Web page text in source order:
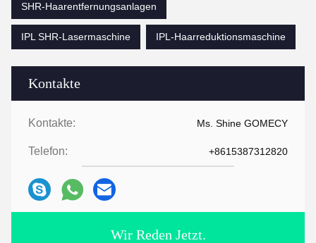
Kontakte
Kontakte: Ms. Shine GOMECY
Telefon: +8615387312820
Wir Reden Jetzt.
SHR-Haarentfernungsanlagen
IPL SHR-Lasermaschine IPL-Haarreduktionsmaschine